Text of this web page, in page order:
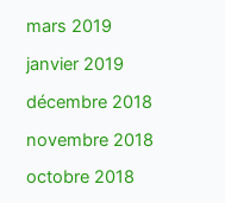
mars 2019
janvier 2019
décembre 2018
novembre 2018
octobre 2018